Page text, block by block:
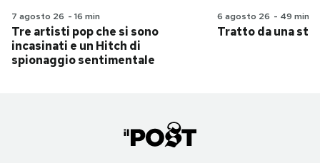
7 agosto 26 - 16 min
Tre artisti pop che si sono
incasinati e un Hitch di
spionaggio sentimentale
6 agosto 26 - 49 min
Tratto da una